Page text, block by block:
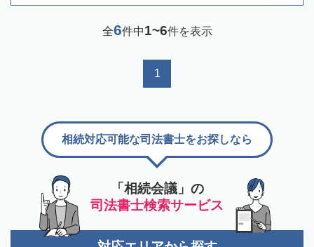
全6件中1~6件を表示
1
「相続会議」の
司法書士検索サービス
相続対応可能な司法書士をお探しなら